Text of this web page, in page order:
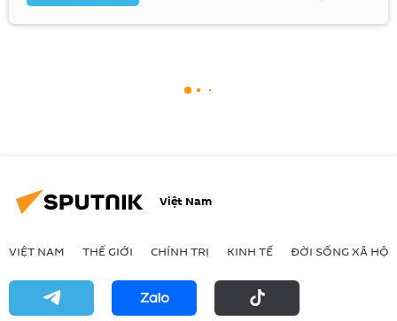
Việt Nam
VIỆT NAM THẾ GIỚI CHÍNH TRỊ KINH TẾ ĐỜI SỐNG XÃ HỘI